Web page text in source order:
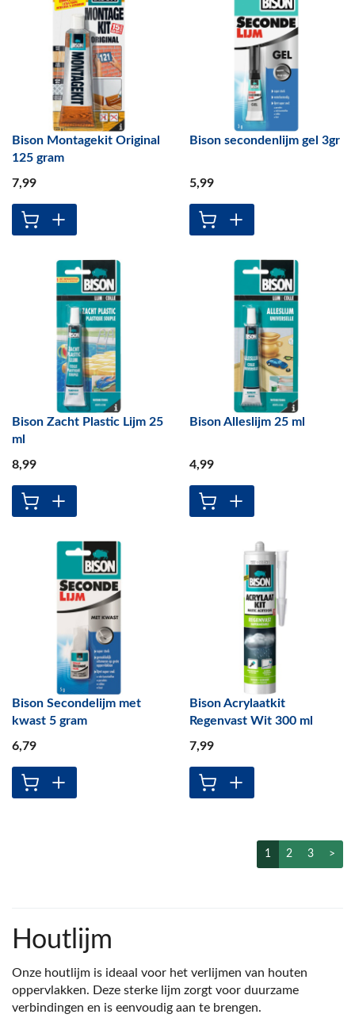
Bison Montagekit Original
125 gram
7,99
Bison secondenlijm gel 3gr
5,99
Bison Zacht Plastic Lijm 25
ml
8,99
Bison Alleslijm 25 ml
4,99
Bison Secondelijm met
kwast 5 gram
6,79
Bison Acrylaatkit
Regenvast Wit 300 ml
7,99
1 2 3 >
Houtlijm
Onze houtlijm is ideaal voor het verlijmen van houten
oppervlakken. Deze sterke lijm zorgt voor duurzame
verbindingen en is eenvoudig aan te brengen.